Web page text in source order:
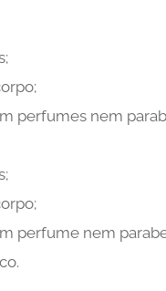
perfumes nem
perfume nem